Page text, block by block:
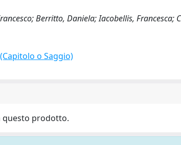
Berritto, Daniela; Iacobellis, Francesca;
o Saggio)
questo prodotto.